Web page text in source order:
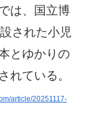
は、国立博
された小児
とゆかりの
れている。
article/20251117-